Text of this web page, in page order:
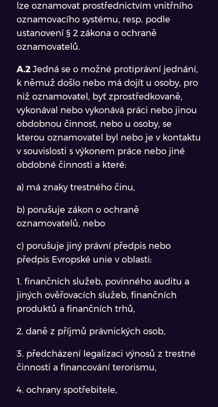
lze oznamovat prostřednictvím vnitřního
oznamovacího systému, resp. podle
ustanovení § 2 zákona o ochraně
oznamovatelů.
A.2Jedná se o možné protiprávní jednání,
k němuž došlo nebo má dojít u osoby, pro
niž oznamovatel, byť zprostředkovaně,
vykonával nebo vykonává práci nebo jinou
obdobnou činnost, nebo u osoby, se
kterou oznamovatel byl nebo je v kontaktu
v souvislosti s výkonem práce nebo jiné
obdobné činnosti a které:
a) má znaky trestného činu,
b) porušuje zákon o ochraně
oznamovatelů, nebo
c) porušuje jiný právní předpis nebo
předpis Evropské unie v oblasti:
1. finančních služeb, povinného auditu a
jiných ověřovacích služeb, finančních
produktů a finančních trhů,
2. daně z příjmů právnických osob,
3. předcházení legalizaci výnosů z trestné
činnosti a financování terorismu,
4. ochrany spotřebitele,